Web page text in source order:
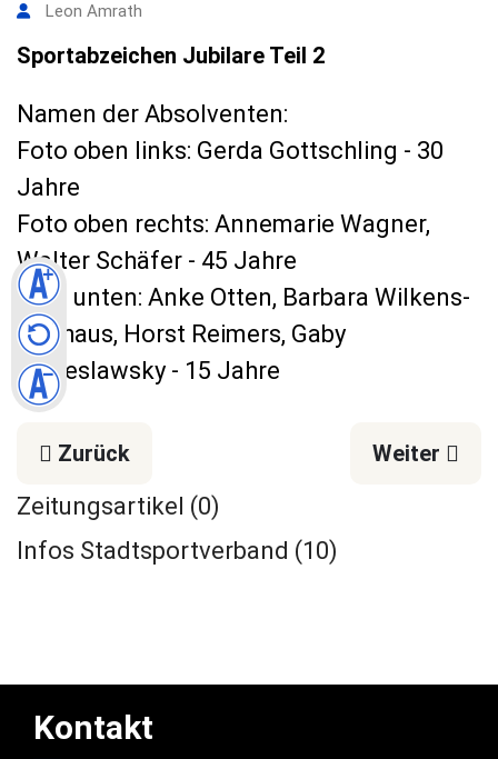
Sportabzeichen Jubilare Teil 2
Leon Amrath
Namen der Absolventen:
Foto oben links: Gerda Gottschling - 30
Jahre
Foto oben rechts: Annemarie Wagner,
Walter Schäfer - 45 Jahre
Foto unten: Anke Otten, Barbara Wilkens-
Neuhaus, Horst Reimers, Gaby
Sobieslawsky - 15 Jahre
Vorheriger Beitrag: 21. März: SSV-
Zurück Nächster
Weiter
Zeitungsartikel (0)
Infos Stadtsportverband (10)
Kontakt